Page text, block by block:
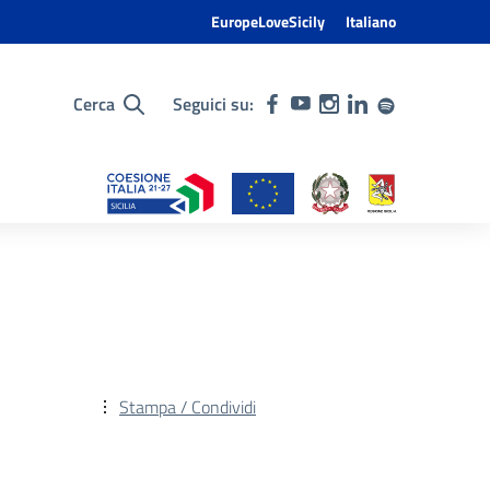
EuropeLoveSicily Italiano
Cerca Seguici su:
Stampa / Condividi